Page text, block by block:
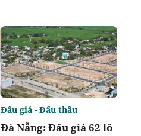
Đà Nẵng: Đấu giá 62 lô
Đấu giá - Đấu thầu